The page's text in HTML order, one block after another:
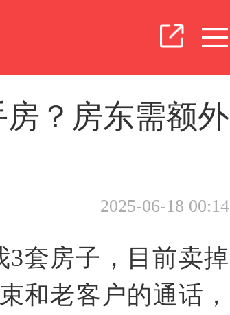
？房东需额外
2025-06-18 00:14
3套房子，目前卖掉
和老客户的通话，